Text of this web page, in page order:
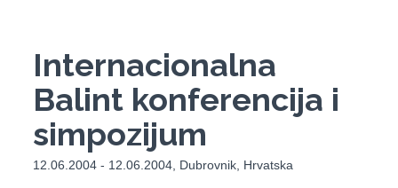
Internacionalna
Balint konferencija i
simpozijum
12.06.2004 - 12.06.2004, Dubrovnik, Hrvatska